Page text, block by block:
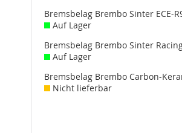
Bremsbelag Brembo Sinter ECE-
Auf Lager
Bremsbelag Brembo Sinter
Auf Lager
Bremsbelag Brembo Carbon-
Nicht lieferbar